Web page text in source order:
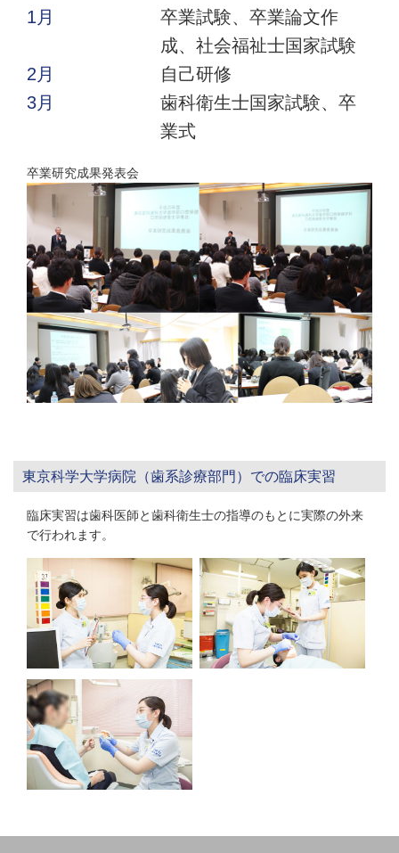
1月
卒業試験、卒業論文作
成、社会福祉士国家試験
2月
自己研修
3月
歯科衛生士国家試験、卒
業式
卒業研究成果発表会
東京科学大学病院（歯系診療部門）での臨床実習
臨床実習は歯科医師と歯科衛生士の指導のもとに実際の外来
で行われます。